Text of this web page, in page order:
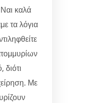
καλά
τα λόγια
Με